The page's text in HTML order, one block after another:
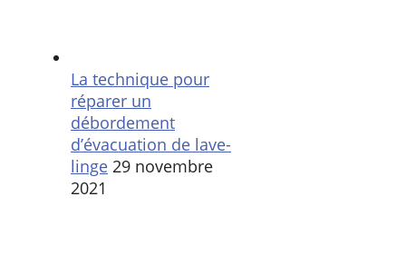
La technique pour
réparer un
débordement
d’évacuation de lave-
linge 29 novembre
2021